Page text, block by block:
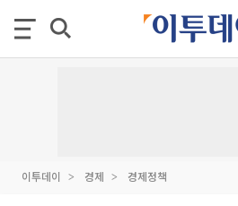
이투데이 경제 경제정책